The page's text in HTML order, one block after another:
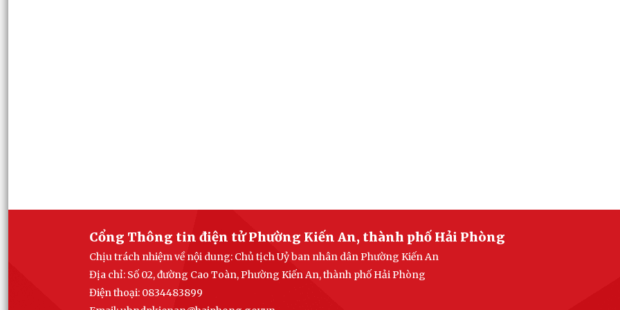
Cổng Thông tin điện tử Phường Kiến An, thành phố Hải Phòng
Chịu trách nhiệm về nội dung: Chủ tịch Uỷ ban nhân dân Phường Kiến An
Địa chỉ: Số 02, đường Cao Toàn, Phường Kiến An, thành phố Hải Phòng
Điện thoại: 0834483899